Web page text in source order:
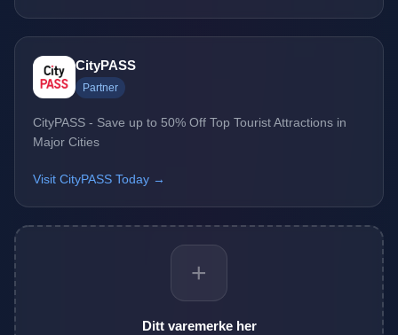
CityPASS
Partner
CityPASS - Save up to 50% Off Top Tourist Attractions in
Major Cities
Visit CityPASS Today →
+
Ditt varemerke her